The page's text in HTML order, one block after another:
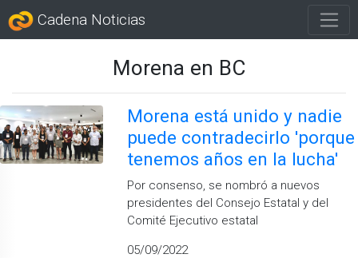
Cadena Noticias
Morena en BC
Morena está unido y nadie
puede contradecirlo 'porque
tenemos años en la lucha'
Por consenso, se nombró a nuevos
presidentes del Consejo Estatal y del
Comité Ejecutivo estatal
05/09/2022